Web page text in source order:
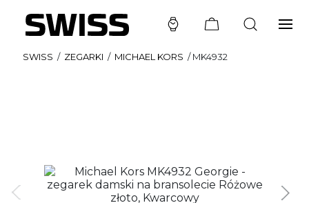
SWISS / ZEGARKI / MICHAEL KORS /MK4932